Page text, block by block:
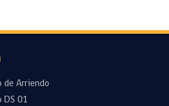
de Arriendo
DS 01